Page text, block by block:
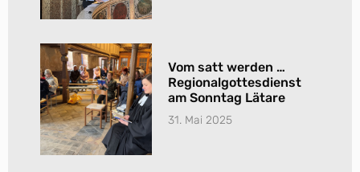
Vom satt werden …
Regionalgottesdienst
am Sonntag Lätare
31. Mai 2025